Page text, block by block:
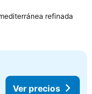
refinada
Ver precios